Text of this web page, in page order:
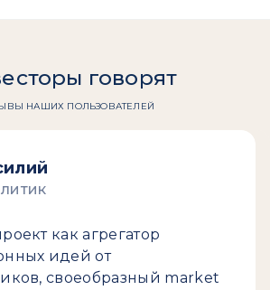
говорят
НАШИХ ПОЛЬЗОВАТЕЛЕЙ
как агрегатор
идей от
своеобразный market